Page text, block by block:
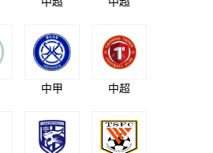
中甲 中超